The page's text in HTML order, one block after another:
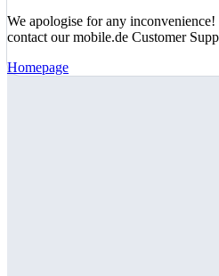
We apologise for any
contact our mobile.de Customer
Homepage